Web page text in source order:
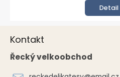
Detail
Kontakt
Řecký velkoobchod